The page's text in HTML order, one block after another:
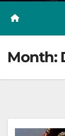
Month: